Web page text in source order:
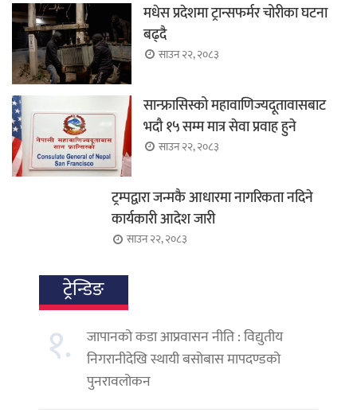
मधेस प्रदेशमा ट्रान्सफर्मर चोरीका घटना
बढ्दै
साउन २२, २०८३
सान्फ्रासिस्को महावाणिज्यदूतावासबाट
भदौ १५ सम्म मात्र सेवा प्रवाह हुने
साउन २२, २०८३
ट्रम्पद्वारा जन्मकै आधारमा नागरिकता नदिने
कार्यकारी आदेश जारी
साउन २२, २०८३
ट्रेन्डिङ
१.
जापानको कडा आप्रवासन नीति : विद्युतीय
निगरानीदेखि स्थायी बसोबास मापदण्डको
पुनरावलोकन